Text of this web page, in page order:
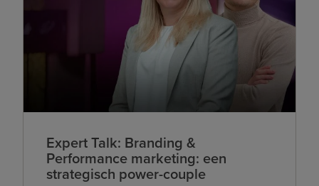
Expert Talk: Branding &
Performance marketing: een
strategisch power-couple